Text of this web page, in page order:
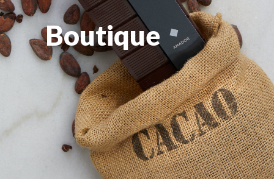
Boutique